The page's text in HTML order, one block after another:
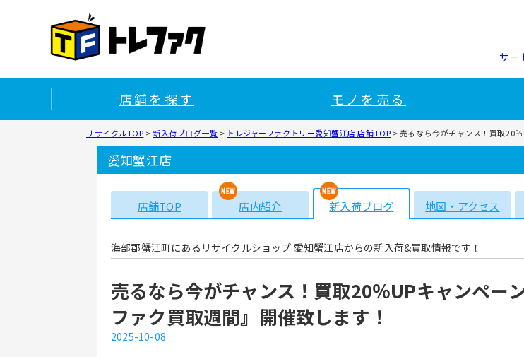
サー
店舗を探す モノを売る
リサイクルTOP >新入荷ブログ一覧 > トレジャーファクトリー愛知蟹江店 店舗TOP > 売るなら今がチャンス！買取20
愛知蟹江店
店舗TOP 店内紹介 新入荷ブログ 地図・アクセス
海部郡蟹江町にあるリサイクルショップ 愛知蟹江店からの新入荷&買取情報です！
売るなら今がチャンス！買取20％UPキャンペー
ファク買取週間』開催致します！
2025-10-08